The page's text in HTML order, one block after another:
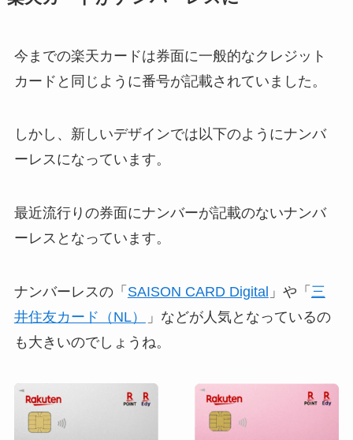
今までの楽天カードは券面に一般的なクレジット
カードと同じように番号が記載されていました。
しかし、新しいデザインでは以下のようにナンバ
ーレスになっています。
最近流行りの券面にナンバーが記載のないナンバ
ーレスとなっています。
ナンバーレスの「 SAISON CARD Digital 」や「 三
井住友カード（NL）
」などが人気となっているの
も大きいのでしょうね。